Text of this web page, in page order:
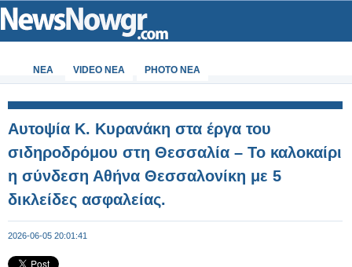
ΝΕΑ VIDEO NEA PHOTO NEA
Αυτοψία Κ. Κυρανάκη στα έργα του
σιδηροδρόμου στη Θεσσαλία – Το καλοκαίρι
η σύνδεση Αθήνα Θεσσαλονίκη με 5
δικλείδες ασφαλείας.
2026-06-05 20:01:41